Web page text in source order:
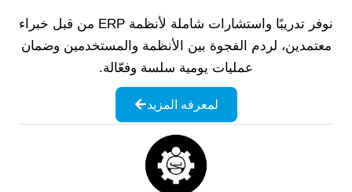
نوفر تدريبًا واستشارات شاملة لأنظمة ERP من قبل خبراء
معتمدين، لردم الفجوة بين الأنظمة والمستخدمين وضمان
عمليات يومية سلسة وفعّالة.
لمعرفه المزيد